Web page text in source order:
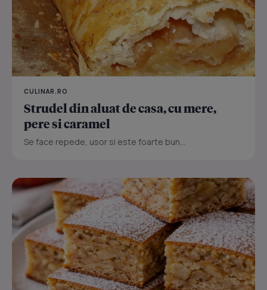
CULINAR.RO
Strudel din aluat de casa, cu mere,
pere si caramel
Se face repede, usor si este foarte bun...